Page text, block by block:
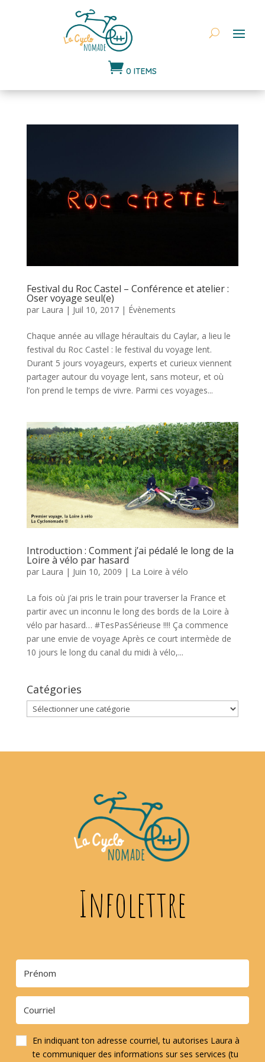
 0 ITEMS
Festival du Roc Castel – Conférence et atelier :
Oser voyage seul(e)
par Laura | Juil 10, 2017| Évènements
Chaque année au village héraultais du Caylar, a lieu le
festival du Roc Castel : le festival du voyage lent.
Durant 5 jours voyageurs, experts et curieux viennent
partager autour du voyage lent, sans moteur, et où
l’on prend le temps de vivre. Parmi ces voyages...
Introduction : Comment j’ai pédalé le long de la
Loire à vélo par hasard
par Laura | Juin 10, 2009 | La Loire à vélo
La fois où j’ai pris le train pour traverser la France et
partir avec un inconnu le long des bords de la Loire à
vélo par hasard… #TesPasSérieuse !!!! Ça commence
par une envie de voyage Après ce court intermède de
10 jours le long du canal du midi à vélo,...
Catégories
Catégories
Infolettre
En indiquant ton adresse courriel, tu autorises Laura à
te communiquer des informations sur ses services (tu